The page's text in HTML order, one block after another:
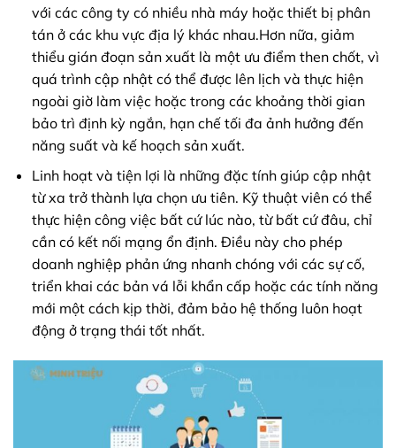
với các công ty có nhiều nhà máy hoặc thiết bị phân
tán ở các khu vực địa lý khác nhau.Hơn nữa, giảm
thiểu gián đoạn sản xuất là một ưu điểm then chốt, vì
quá trình cập nhật có thể được lên lịch và thực hiện
ngoài giờ làm việc hoặc trong các khoảng thời gian
bảo trì định kỳ ngắn, hạn chế tối đa ảnh hưởng đến
năng suất và kế hoạch sản xuất.
Linh hoạt và tiện lợi là những đặc tính giúp cập nhật
từ xa trở thành lựa chọn ưu tiên. Kỹ thuật viên có thể
thực hiện công việc bất cứ lúc nào, từ bất cứ đâu, chỉ
cần có kết nối mạng ổn định. Điều này cho phép
doanh nghiệp phản ứng nhanh chóng với các sự cố,
triển khai các bản vá lỗi khẩn cấp hoặc các tính năng
mới một cách kịp thời, đảm bảo hệ thống luôn hoạt
động ở trạng thái tốt nhất.